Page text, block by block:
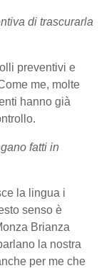
di trascurarla
preventivi e
me, molte
hanno già
fatti in
la lingua i
senso è
Brianza
la nostra
per me che